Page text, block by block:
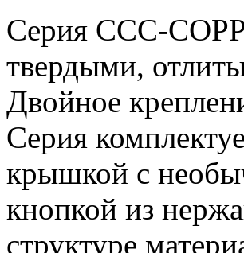
Серия CCC-
твердыми,
Двойное
Серия
крышкой с
кнопкой из
структуре